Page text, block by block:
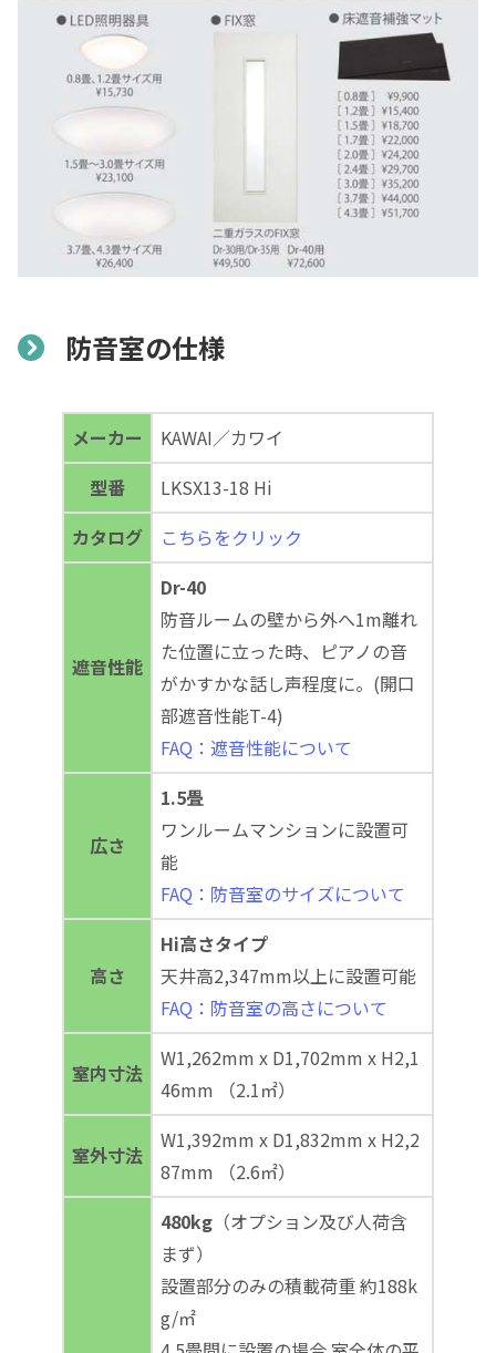
防音室の仕様
メーカー
KAWAI／カワイ
型番
LKSX13-18 Hi
カタログ
こちらをクリック
遮音性能
Dr-40
防音ルームの壁から外へ1m離れ
た位置に立った時、ピアノの音
がかすかな話し声程度に。(開口
部遮音性能T-4)
FAQ：遮音性能について
広さ
1.5畳
ワンルームマンションに設置可
能
FAQ：防音室のサイズについて
高さ
Hi高さタイプ
天井高2,347mm以上に設置可能
FAQ：防音室の高さについて
室内寸法
W1,262mm x D1,702mm x H2,1
46mm （2.1㎡）
室外寸法
W1,392mm x D1,832mm x H2,2
87mm （2.6㎡）
480kg （オプション及び人荷含
まず）
設置部分のみの積載荷重 約188k
g/㎡